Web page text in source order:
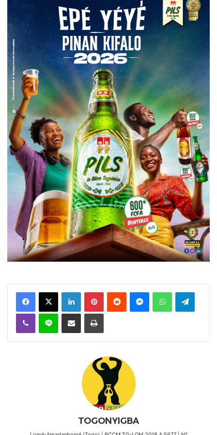
FacebookX Linkedin PinterestReddit MessengerWhatsAppTelegram
Viber Ligne Partager par email Imprimer
TOGONYIGBA